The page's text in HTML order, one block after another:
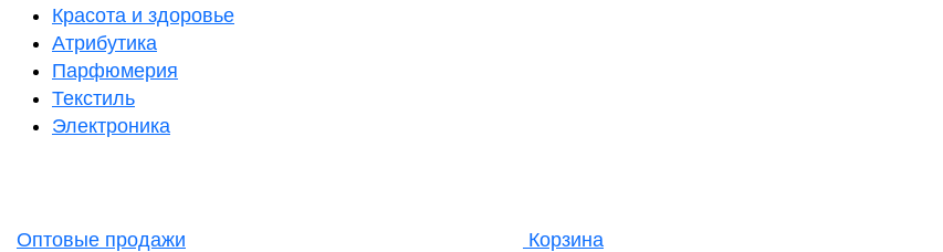
Красота и здоровье
Атрибутика
Парфюмерия
Текстиль
Электроника
Оптовые продажи Корзина